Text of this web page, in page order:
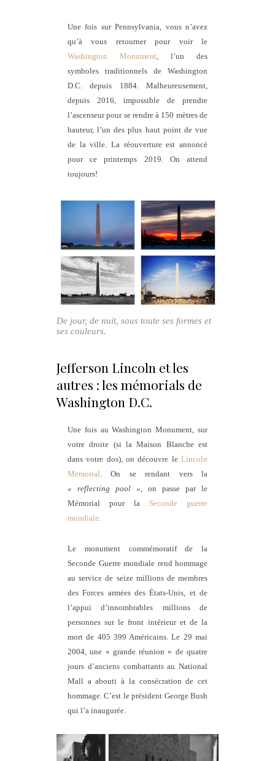
Une fois sur Pennsylvania, vous n’avez
qu’à vous retourner pour voir le
Washington Monument , l’un des
symboles traditionnels de Washington
D.C. depuis 1884. Malheureusement,
depuis 2016, impossible de prendre
l’ascenseur pour se rendre à 150 mètres de
hauteur, l’un des plus haut point de vue
de la ville. La réouverture est annoncé
pour ce printemps 2019. On attend
toujours!
De jour, de nuit, sous toute ses formes et
ses couleurs.
Jefferson Lincoln et les
autres : les mémorials de
Washington D.C.
Une fois au Washington Monument, sur
votre droite (si la Maison Blanche est
dans votre dos), on découvre le Lincoln
Memorial. On se rendant vers la
« reflecting pool », on passe par le
Mémorial pour la Seconde guerre
mondiale.
Le monument commémoratif de la
Seconde Guerre mondiale rend hommage
au service de seize millions de membres
des Forces armées des États-Unis, et de
l’appui d’innombrables millions de
personnes sur le front intérieur et de la
mort de 405 399 Américains. Le 29 mai
2004, une « grande réunion » de quatre
jours d’anciens combattants au National
Mall a abouti à la consécration de cet
hommage. C’est le président George Bush
qui l’a inaugurée.